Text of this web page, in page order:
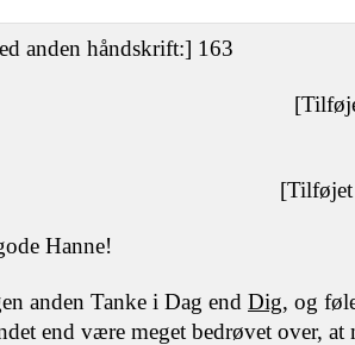
anden håndskrift:] 163
[Tilføjet
Hanne!
anden Tanke i Dag end Dig, og
end være meget bedrøvet over,